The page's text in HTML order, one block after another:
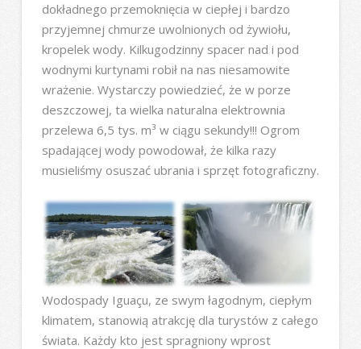
dokładnego przemoknięcia w ciepłej i bardzo
przyjemnej chmurze uwolnionych od żywiołu,
kropelek wody. Kilkugodzinny spacer nad i pod
wodnymi kurtynami robił na nas niesamowite
wrażenie. Wystarczy powiedzieć, że w porze
deszczowej, ta wielka naturalna elektrownia
przelewa 6,5 tys. m³ w ciągu sekundy!!! Ogrom
spadającej wody powodował, że kilka razy
musieliśmy osuszać ubrania i sprzęt fotograficzny.
Wodospady Iguaçu, ze swym łagodnym, ciepłym
klimatem, stanowią atrakcję dla turystów z całego
świata. Każdy kto jest spragniony wprost